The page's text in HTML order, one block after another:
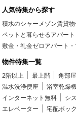
人気特集から探す
積水のシャーメゾン賃貸
ペットと暮らせるアパー
敷金・礼金ゼロアパート
物件特集一覧
2階以上 最上階 角部屋
温水洗浄便座
浴室乾燥
インターネット無料
シ
エレベーター
宅配ボッ